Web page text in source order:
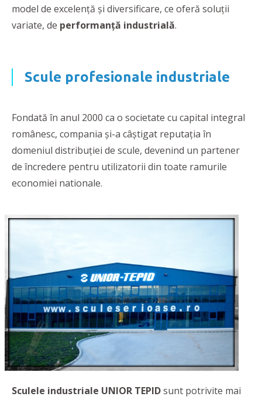
model de excelență și diversificare, ce oferă soluții
variate, de performanță industrială.
Scule profesionale industriale
Fondată în anul 2000 ca o societate cu capital integral
românesc, compania și-a câștigat reputația în
domeniul distribuției de scule, devenind un partener
de încredere pentru utilizatorii din toate ramurile
economiei nationale.
Sculele industriale UNIOR TEPIDsunt potrivite mai